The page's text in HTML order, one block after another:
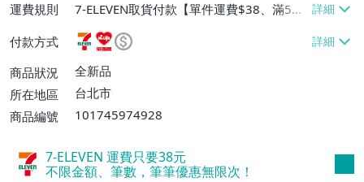
運費規則
7-ELEVEN取貨付款【單件運費$38、滿5件
或消費滿$1298免運費】、7-ELEVEN取貨
不付款【免運費】、萊爾富取貨付款【單件
運費$60、滿5件或消費滿$1298免運
費】、宅配/貨運【單件運費$120、滿5件
付款方式
商品狀況
全新品
所在地區
台北市
商品編號
101745974928
7-ELEVEN 運費只要38元
不限金額、筆數，筆筆優惠無限次！